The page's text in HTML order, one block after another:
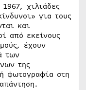
χιλιάδες
για τους
και
από εκείνους
έχουν
των
της
φωτογραφία στη